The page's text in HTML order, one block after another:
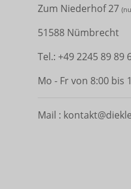
Zum Niederhof 27 (
51588 Nümbrecht
Tel.: +49 2245 89 89
Mo - Fr von 8:00 bis
Mail :